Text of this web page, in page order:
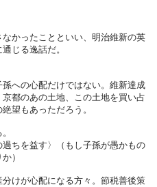
かったことといい、 明治維新の英
じる逸話だ。
への心配だけではない。 維新達成
都のあの土地、 この土地を買い占
望もあっただろう。
ちを益す〉（ もし子孫が愚かもの
）
けが心配になる方々。 節税善後策